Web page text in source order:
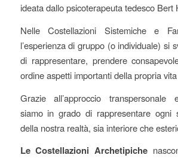
ideata dallo psicoterapeuta tedesco Bert
Nelle Costellazioni Sistemiche e
l’esperienza di gruppo (o individuale) si
di rappresentare, prendere
ordine aspetti importanti della propria
Grazie all’approccio transpersonale
siamo in grado di rappresentare ogni
della nostra realtà, sia interiore che
Le Costellazioni Archetipiche